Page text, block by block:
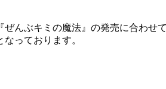
んぶキミの魔法』の発売に合わせ
っております。